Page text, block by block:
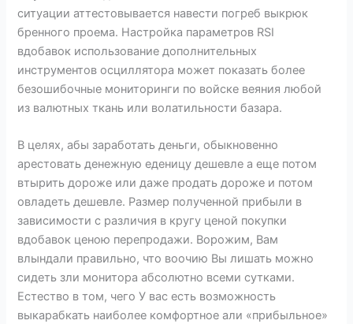
ситуации аттестовывается навести погреб выкрюк
бренного проема. Настройка параметров RSI
вдобавок использование дополнительных
инструментов осциллятора может показать более
безошибочные мониторинги по войске веяния любой
из валютных ткань или волатильности базара.
В целях, абы заработать деньги, обыкновенно
арестовать денежную еденицу дешевле а еще потом
втырить дороже или даже продать дороже и потом
овладеть дешевле. Размер полученной прибыли в
зависимости с различия в кругу ценой покупки
вдобавок ценою перепродажи. Ворожим, Вам
влындали правильно, что воочию Вы лишать можно
сидеть зли монитора абсолютно всеми сутками.
Естество в том, чего У вас есть возможность
выкарабкать наиболее комфортное али «прибыльное»